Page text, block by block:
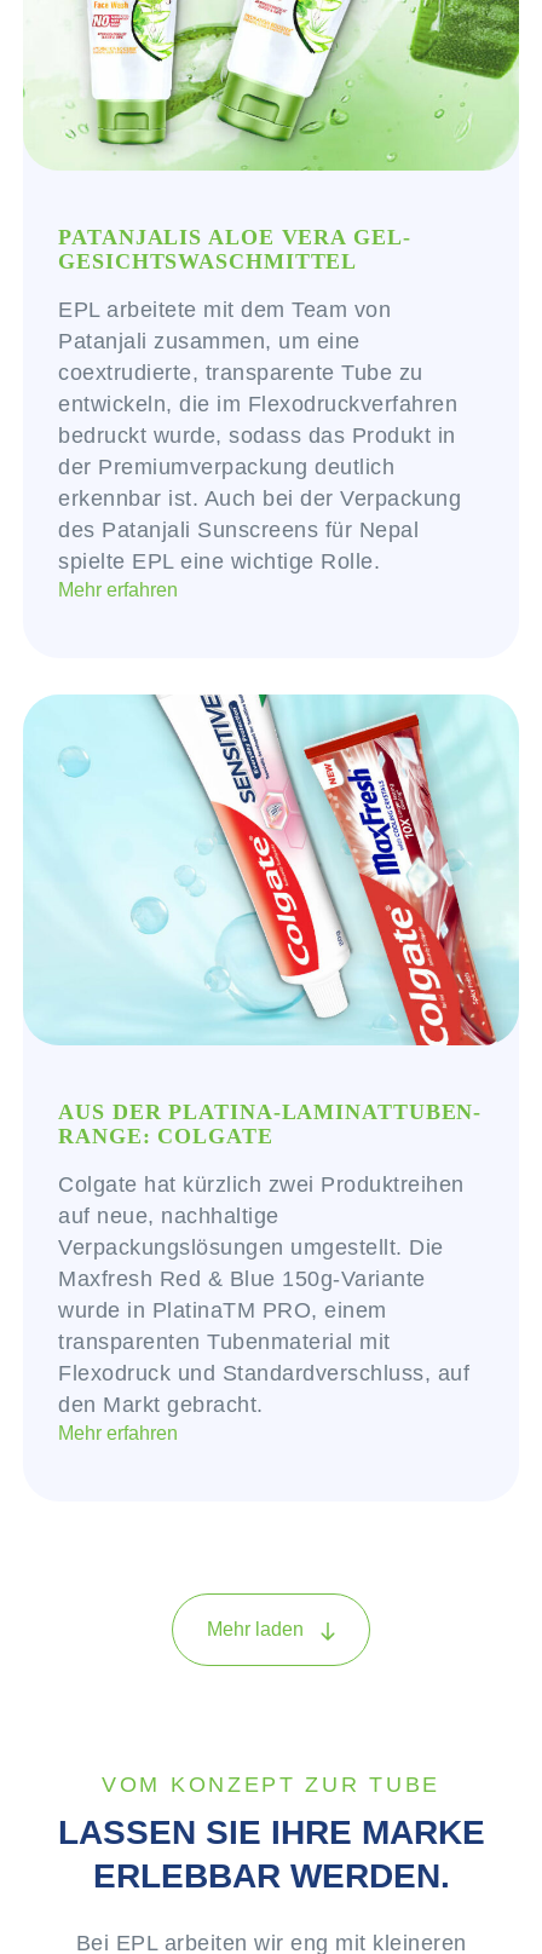
PATANJALIS ALOE VERA GEL-
GESICHTSWASCHMITTEL
EPL arbeitete mit dem Team von
Patanjali zusammen, um eine
coextrudierte, transparente Tube zu
entwickeln, die im Flexodruckverfahren
bedruckt wurde, sodass das Produkt in
der Premiumverpackung deutlich
erkennbar ist. Auch bei der Verpackung
des Patanjali Sunscreens für Nepal
spielte EPL eine wichtige Rolle.
Mehr erfahren
AUS DER PLATINA-LAMINATTUBEN-
RANGE: COLGATE
Colgate hat kürzlich zwei Produktreihen
auf neue, nachhaltige
Verpackungslösungen umgestellt. Die
Maxfresh Red & Blue 150g-Variante
wurde in PlatinaTM PRO, einem
transparenten Tubenmaterial mit
Flexodruck und Standardverschluss, auf
den Markt gebracht.
Mehr erfahren
Mehr laden
VOM KONZEPT ZUR TUBE
LASSEN SIE IHRE MARKE
ERLEBBAR WERDEN.
Bei EPL arbeiten wir eng mit kleineren